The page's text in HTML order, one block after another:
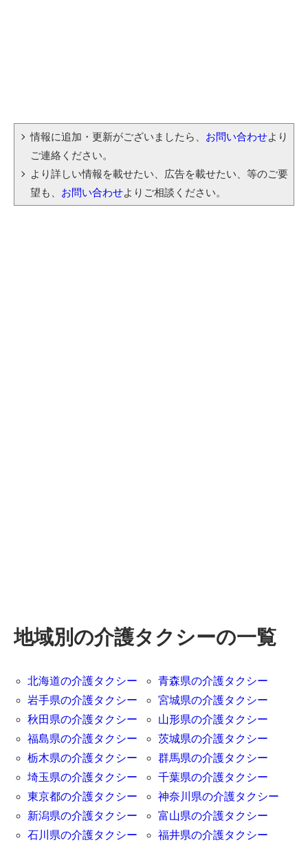
情報に追加・更新がございましたら、 お問い合わせより
ご連絡ください。
より詳しい情報を載せたい、広告を載せたい、等のご要
望も、 お問い合わせよりご相談ください。
地域別の介護タクシーの一覧
北海道の介護タクシー
青森県の介護タクシー
岩手県の介護タクシー
宮城県の介護タクシー
秋田県の介護タクシー
山形県の介護タクシー
福島県の介護タクシー
茨城県の介護タクシー
栃木県の介護タクシー
群馬県の介護タクシー
埼玉県の介護タクシー
千葉県の介護タクシー
東京都の介護タクシー
神奈川県の介護タクシー
新潟県の介護タクシー
富山県の介護タクシー
石川県の介護タクシー
福井県の介護タクシー